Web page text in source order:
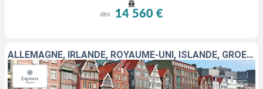
dès 14 560 €
ALLEMAGNE, IRLANDE, ROYAUME-UNI, ISLANDE, GRÖENLAND, ANTIGUA-ET-BARBUDA, MARTINIQUE, CANADA